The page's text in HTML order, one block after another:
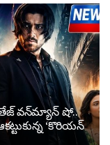
తేజ్ వన్‌మ్యాన్ షో..
‘కొరియన్